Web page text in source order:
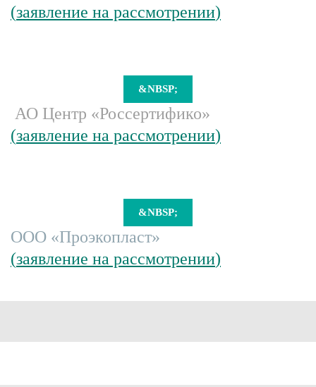
(заявление на рассмотрении)
&NBSP;
АО Центр «Россертифико»
(заявление на рассмотрении)
&NBSP;
ООО «Проэкопласт»
(заявление на рассмотрении)